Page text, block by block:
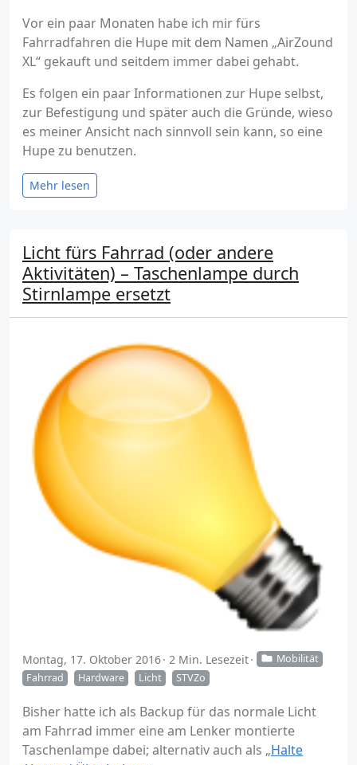
Vor ein paar Monaten habe ich mir fürs
Fahrradfahren die Hupe mit dem Namen „AirZound
XL“ gekauft und seitdem immer dabei gehabt.
Es folgen ein paar Informationen zur Hupe selbst,
zur Befestigung und später auch die Gründe, wieso
es meiner Ansicht nach sinnvoll sein kann, so eine
Hupe zu benutzen.
Mehr lesen
Licht fürs Fahrrad (oder andere
Aktivitäten) – Taschenlampe durch
Stirnlampe ersetzt
Montag, 17. Oktober 2016 2 Min. Lesezeit
Mobilität
Fahrrad
Hardware Licht STVZo
Bisher hatte ich als Backup für das normale Licht
am Fahrrad immer eine am Lenker montierte
Taschenlampe dabei; alternativ auch als „Halte